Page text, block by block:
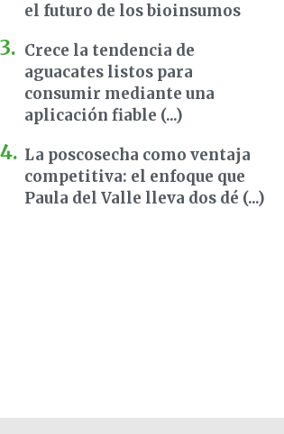
el futuro de los bioinsumos
Crece la tendencia de
aguacates listos para
consumir mediante una
aplicación fiable (...)
La poscosecha como ventaja
competitiva: el enfoque que
Paula del Valle lleva dos dé (...)